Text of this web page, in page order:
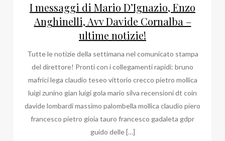
I messaggi di Mario D’Ignazio, Enzo
Anghinelli, Avv Davide Cornalba –
ultime notizie!
Tutte le notizie della settimana nel comunicato stampa
del direttore! Pronti con i collegamenti rapidi: bruno
mafrici lega claudio teseo vittorio crecco pietro mollica
luigi zunino gian luigi gola mario silva recensioni dt coin
davide lombardi massimo palombella mollica claudio piero
francesco pietro gioia tauro francesco gadaleta gdpr
guido delle […]